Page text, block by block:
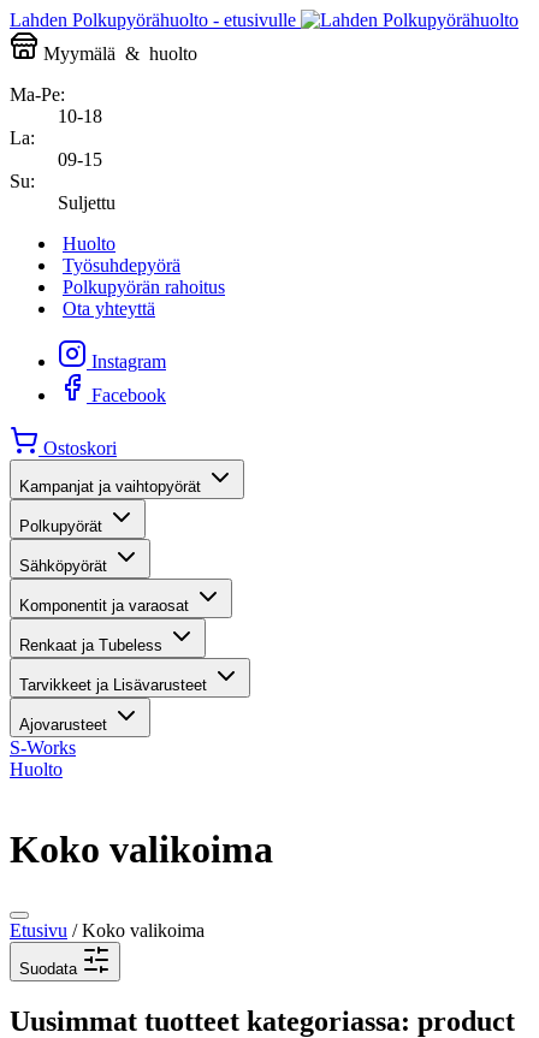
Lahden Polkupyörähuolto - etusivulle
Myymälä & huolto
Ma-Pe:
10-18
La:
09-15
Su:
Suljettu
Huolto
Työsuhdepyörä
Polkupyörän rahoitus
Ota yhteyttä
Instagram
Facebook
Ostoskori
Kampanjat ja vaihtopyörät
Polkupyörät
Sähköpyörät
Komponentit ja varaosat
Renkaat ja Tubeless
Tarvikkeet ja Lisävarusteet
Ajovarusteet
S-Works
Huolto
Koko valikoima
Etusivu / Koko valikoima
Suodata
Uusimmat tuotteet kategoriassa: product